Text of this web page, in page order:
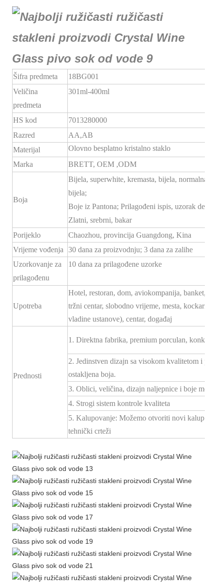
Šifra predmeta
18BG001
Veličina
predmeta
301ml-400ml
HS kod
7013280000
Razred
AA,AB
Materijal
Olovno besplatno kristalno staklo
Marka
BRETT, OEM ,ODM
Boja
Bijela, superwhite, kremasta, bijela, normalna
bijela;
Boje iz Pantona; Prilagođeni ispis, uzorak
Zlatni, srebrni, bakar
Porijeklo
Chaozhou, provincija Guangdong, Kina
Vrijeme vođenja
30 dana za proizvodnju; 3 dana za zalihe
Uzorkovanje za
prilagođenu
10 dana za prilagođene uzorke
Upotreba
Hotel, restoran, dom, aviokompanija, banket,
tržni centar, slobodno vrijeme, mesta,
vladine ustanove), centar, događaj
Prednosti
1. Direktna fabrika, premium porculan,
2. Jedinstven dizajn sa visokom kvalitetom i
ostakljena boja.
3. Oblici, veličina, dizajn naljepnice i boje
4. Strogi sistem kontrole kvaliteta
5. Kalupovanje: Možemo otvoriti novi kalup
tehnički crteži